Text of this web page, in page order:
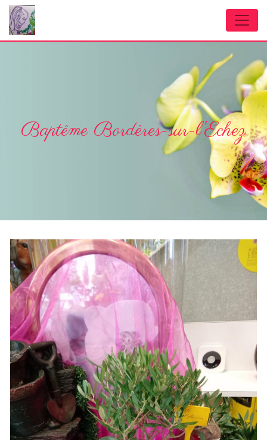
Panneau de gestion des cookies
Baptême Bordères-sur-l'Echez